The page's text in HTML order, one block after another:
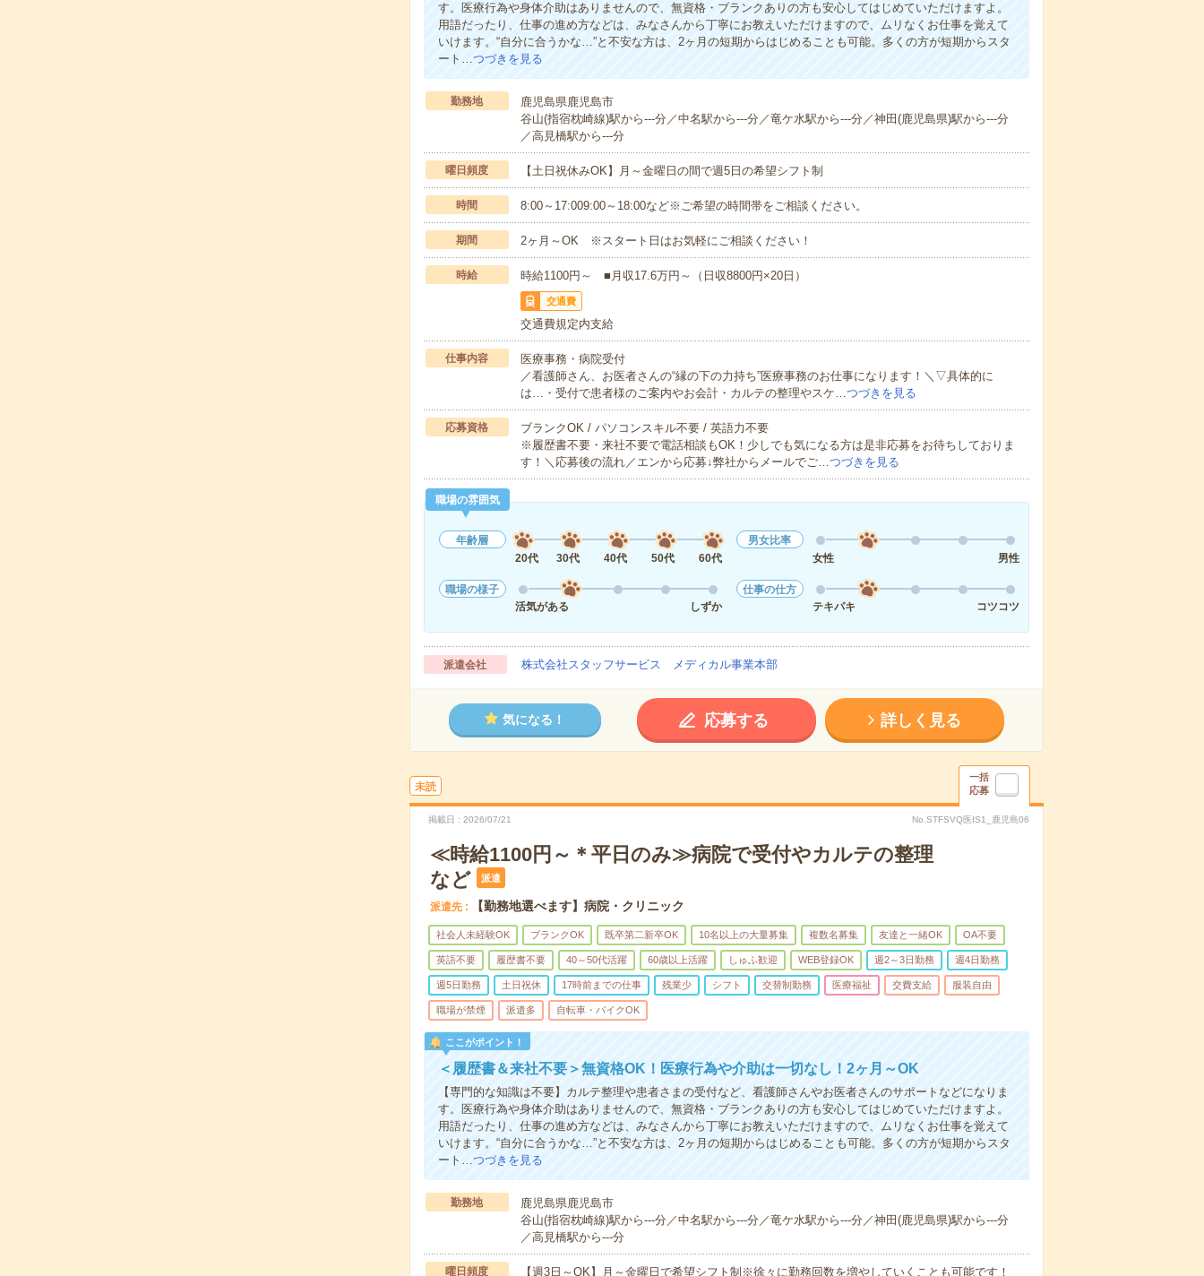
す。医療行為や身体介助はありませんので、無資格・ブランクありの方も安心してはじめていただけますよ。
用語だったり、仕事の進め方などは、みなさんから丁寧にお教えいただけますので、ムリなくお仕事を覚えて
いけます。“自分に合うかな…”と不安な方は、2ヶ月の短期からはじめることも可能。多くの方が短期からスタ
ート…つづきを見る
勤務地
鹿児島県鹿児島市
谷山(指宿枕崎線)駅から---分／中名駅から---分／竜ケ水駅から---分／神田(鹿児島県)駅から---分
／高見橋駅から---分
曜日頻度 【土日祝休みOK】月～金曜日の間で週5日の希望シフト制
時間 8:00～17:009:00～18:00など※ご希望の時間帯をご相談ください。
期間 2ヶ月～OK ※スタート日はお気軽にご相談ください！
時給 時給1100円～ ■月収17.6万円～（日収8800円×20日）
交通費
交通費規定内支給
仕事内容
医療事務・病院受付
／看護師さん、お医者さんの“縁の下の力持ち”医療事務のお仕事になります！＼▽具体的に
は…・受付で患者様のご案内やお会計・カルテの整理やスケ…つづきを見る
応募資格
ブランクOK / パソコンスキル不要 / 英語力不要
※履歴書不要・来社不要で電話相談もOK！少しでも気になる方は是非応募をお待ちしておりま
す！＼応募後の流れ／エンから応募↓弊社からメールでご…つづきを見る
職場の雰囲気
年齢層
20代
30代 40代 50代 60代
男女比率
女性
男性
職場の様子
活気がある
しずか
仕事の仕方
テキパキ
コツコツ
派遣会社 株式会社スタッフサービス メディカル事業本部
気になる！ 応募する 詳しく見る
未読
一括
応募
掲載日 2026/07/21 No.STFSVQ医IS1_鹿児島06
≪時給1100円～＊平日のみ≫病院で受付やカルテの整理
など
派遣
派遣先 【勤務地選べます】病院・クリニック
社会人未経験OK ブランクOK 既卒第二新卒OK 10名以上の大量募集 複数名募集 友達と一緒OK OA不要
英語不要 履歴書不要 40～50代活躍 60歳以上活躍 しゅふ歓迎 WEB登録OK 週2～3日勤務 週4日勤務
週5日勤務 土日祝休 17時前までの仕事 残業少 シフト 交替制勤務 医療福祉 交費支給 服装自由
職場が禁煙 派遣多 自転車・バイクOK
ここがポイント！
＜履歴書＆来社不要＞無資格OK！医療行為や介助は一切なし！2ヶ月～OK
【専門的な知識は不要】カルテ整理や患者さまの受付など、看護師さんやお医者さんのサポートなどになりま
す。医療行為や身体介助はありませんので、無資格・ブランクありの方も安心してはじめていただけますよ。
用語だったり、仕事の進め方などは、みなさんから丁寧にお教えいただけますので、ムリなくお仕事を覚えて
いけます。“自分に合うかな…”と不安な方は、2ヶ月の短期からはじめることも可能。多くの方が短期からスタ
ート…つづきを見る
勤務地
鹿児島県鹿児島市
谷山(指宿枕崎線)駅から---分／中名駅から---分／竜ケ水駅から---分／神田(鹿児島県)駅から---分
／高見橋駅から---分
曜日頻度 【週3日～OK】月～金曜日で希望シフト制※徐々に勤務回数を増やしていくことも可能です！